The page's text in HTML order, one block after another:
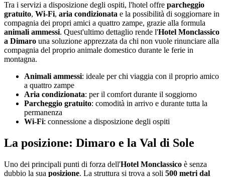
Tra i servizi a disposizione degli ospiti, l'hotel offre parcheggio
gratuito, Wi-Fi, aria condizionata e la possibilità di soggiornare in
compagnia dei propri amici a quattro zampe, grazie alla formula
animali ammessi. Quest'ultimo dettaglio rende l'Hotel Monclassico
a Dimaro una soluzione apprezzata da chi non vuole rinunciare alla
compagnia del proprio animale domestico durante le ferie in
montagna.
Animali ammessi: ideale per chi viaggia con il proprio amico
a quattro zampe
Aria condizionata: per il comfort durante il soggiorno
Parcheggio gratuito: comodità in arrivo e durante tutta la
permanenza
Wi-Fi: connessione a disposizione degli ospiti
La posizione: Dimaro e la Val di Sole
Uno dei principali punti di forza dell'Hotel Monclassico è senza
dubbio la sua posizione. La struttura si trova a soli 500 metri dal